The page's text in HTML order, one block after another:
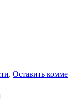
. Оставить